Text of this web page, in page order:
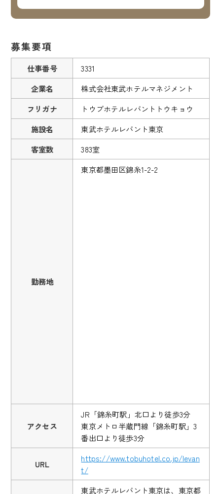
募集要項
仕事番号
3331
企業名
株式会社東武ホテルマネジメント
フリガナ
トウブホテルレバントトウキョウ
施設名
東武ホテルレバント東京
客室数
383室
勤務地
東京都墨田区錦糸1-2-2
アクセス
JR「錦糸町駅」北口より徒歩3分
東京メトロ半蔵門線「錦糸町駅」3
番出口より徒歩3分
URL
https://www.tobuhotel.co.jp/levan
t/
東武ホテルレバント東京は、東京都